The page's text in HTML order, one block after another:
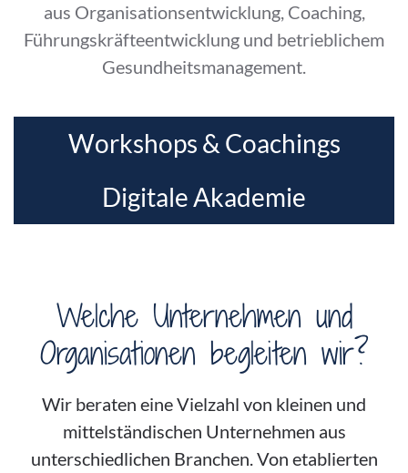
aus Organisationsentwicklung, Coaching,
Führungskräfteentwicklung und betrieblichem
Gesundheitsmanagement.
Workshops & Coachings
Digitale Akademie
Welche Unternehmen und
Organisationen begleiten wir?
Wir beraten eine Vielzahl von kleinen und
mittelständischen Unternehmen aus
unterschiedlichen Branchen. Von etablierten